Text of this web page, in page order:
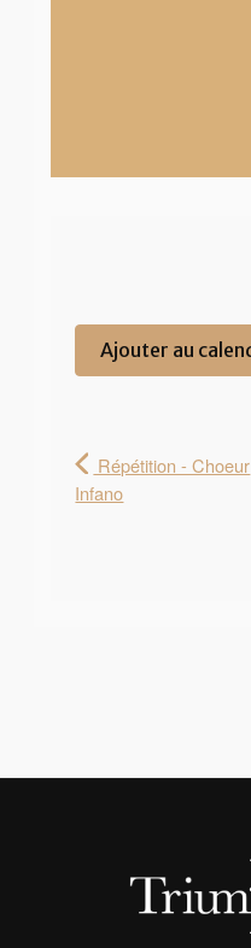
Ajouter au
Répétition - Choeur
Infano